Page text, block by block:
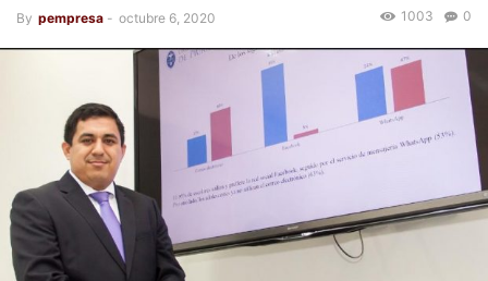
By pempresa - octubre 6, 2020 0
1003